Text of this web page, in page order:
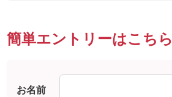
簡単エントリーはこちら
お名前